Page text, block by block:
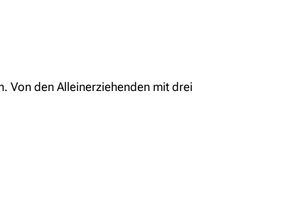
Von den Alleinerziehenden mit drei